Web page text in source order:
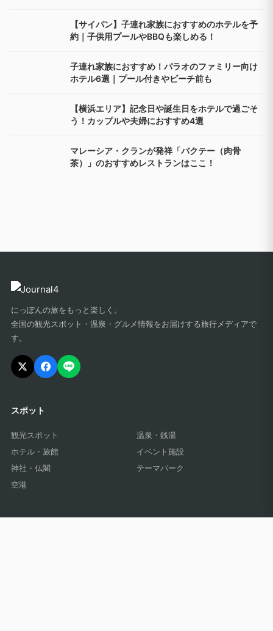
【サイパン】子連れ家族におすすめのホテルを予
約｜子供用プールやBBQも楽しめる！
子連れ家族におすすめ！パラオのファミリー向け
ホテル6選｜プール付きやビーチ前も
【横浜エリア】記念日や誕生日をホテルで過ごそ
う！カップルや夫婦におすすめ4選
マレーシア・クランが発祥「バクテー（肉骨
茶）」のおすすめレストランはここ！
にっぽんの旅をもっと楽しく。
全国の観光スポット・温泉・グルメ情報をお届けする旅行メディアで
す。
スポット
観光スポット
温泉・銭湯
ホテル・旅館
イベント施設
神社・仏閣
テーマパーク
空港